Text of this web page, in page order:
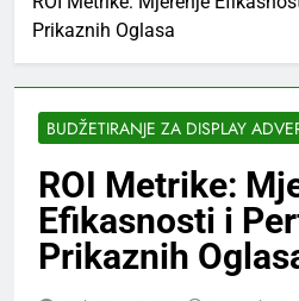
Prikaznih Oglasa
BUDŽETIRANJE ZA DISPLAY
ROI Metrike:
Efikasnosti i
Prikaznih